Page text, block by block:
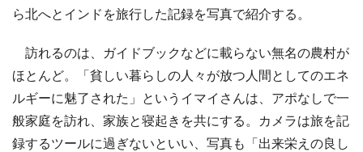
ら北へとインドを旅行した記録を写真で紹介する。
訪れるのは、ガイドブックなどに載らない無名の農村が
ほとんど。「貧しい暮らしの人々が放つ人間としてのエネ
ルギーに魅了された」というイマイさんは、アポなしで一
般家庭を訪れ、家族と寝起きを共にする。カメラは旅を記
録するツールに過ぎないといい、写真も「出来栄えの良し